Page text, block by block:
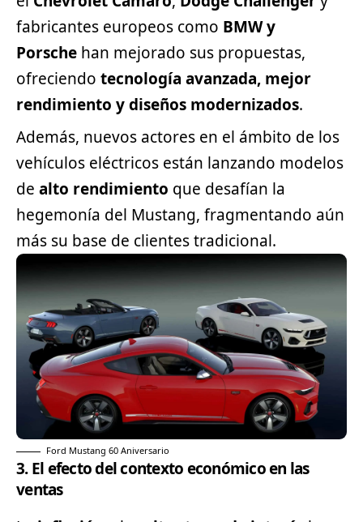
fabricantes europeos como BMWy
Porsche han mejorado sus propuestas,
ofreciendo tecnología avanzada, mejor
rendimiento y diseños modernizados.
Además, nuevos actores en el ámbito de los
vehículos eléctricos están lanzando modelos
de alto rendimiento que desafían la
hegemonía del Mustang, fragmentando aún
más su base de clientes tradicional.
Ford Mustang 60 Aniversario
3. El efecto del contexto económico en las
ventas